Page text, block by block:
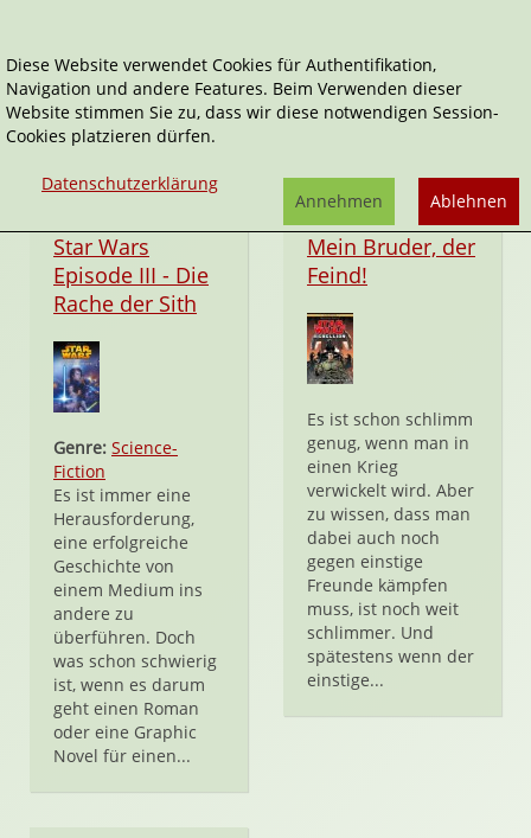
Star Wars Masters
Star Wars
Episode III - Die
Rache der Sith
Genre: Science-
Fiction
Es ist immer eine
Herausforderung,
eine erfolgreiche
Geschichte von
einem Medium ins
andere zu
überführen. Doch
was schon schwierig
ist, wenn es darum
geht einen Roman
oder eine Graphic
Novel für einen...
Taschenbuch
Mein Bruder, der
Feind!
Es ist schon schlimm
genug, wenn man in
einen Krieg
verwickelt wird. Aber
zu wissen, dass man
dabei auch noch
gegen einstige
Freunde kämpfen
muss, ist noch weit
schlimmer. Und
spätestens wenn der
einstige...
Diese Website verwendet Cookies für Authentifikation,
Navigation und andere Features. Beim Verwenden dieser
Website stimmen Sie zu, dass wir diese notwendigen Session-
Cookies platzieren dürfen.
Datenschutzerklärung
Ablehnen
Annehmen